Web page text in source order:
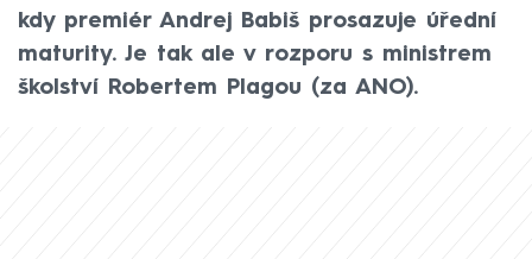
kdy premiér Andrej Babiš prosazuje úřední
maturity. Je tak ale v rozporu s ministrem
školství Robertem Plagou (za ANO).